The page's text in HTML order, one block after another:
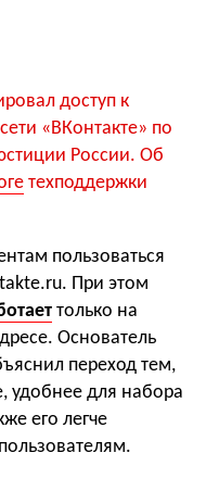
доступ к
«ВКонтакте» по
России. Об
техподдержки
пользоваться
При этом
только на
Основатель
переход тем,
удобнее для набора
его легче